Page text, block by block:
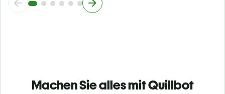
Machen Sie alles mit Quillbot